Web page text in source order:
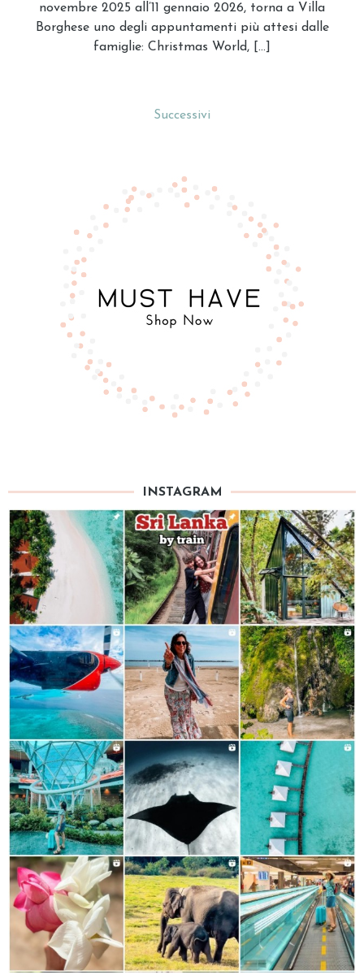
novembre 2025 all’11 gennaio 2026, torna a Villa
Borghese uno degli appuntamenti più attesi dalle
famiglie: Christmas World, […]
Successivi
INSTAGRAM